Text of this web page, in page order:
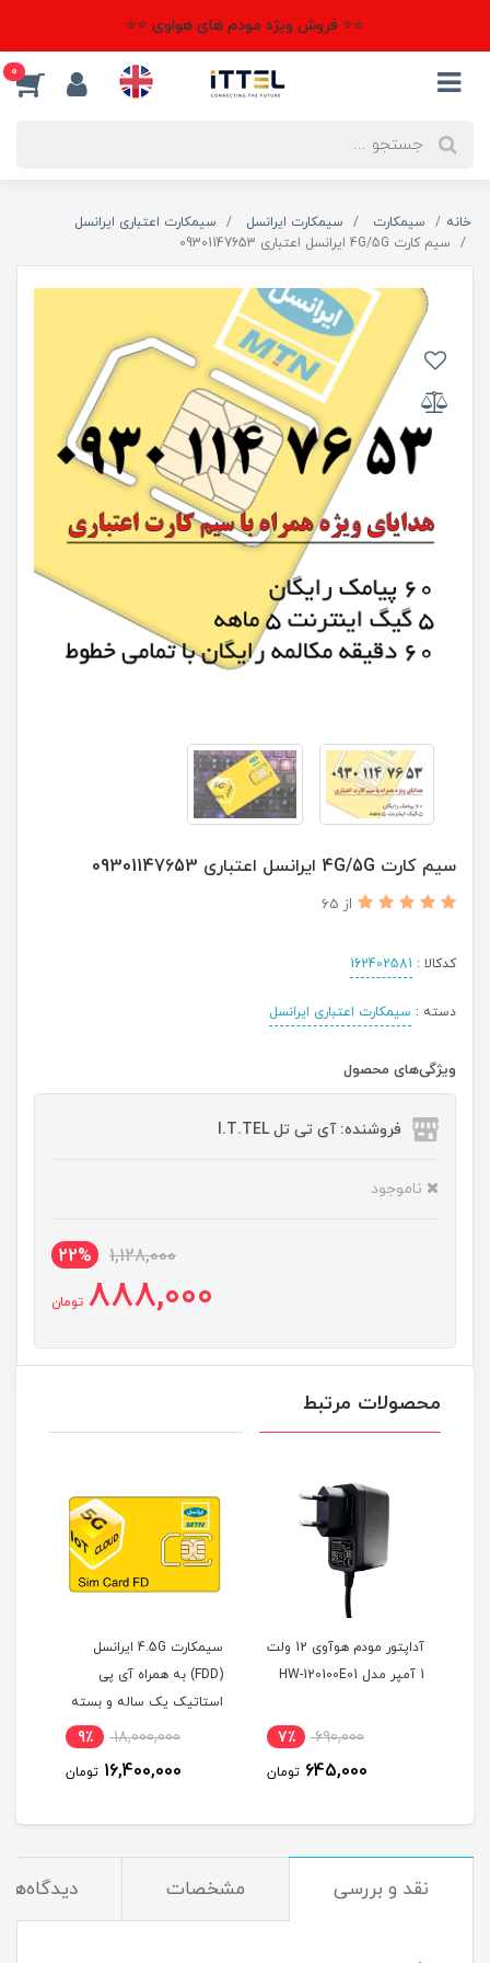
⭐⭐ فروش ویژه مودم های هواوی ⭐⭐
0
خانه سیمکارت سیمکارت ایرانسل
سیمکارت اعتباری ایرانسل
سیم کارت 4G/5G ایرانسل اعتباری 09301147653
سیم کارت 4G/5G ایرانسل اعتباری 09301147653
از 65
کدکالا : 162402581
دسته : سیمکارت اعتباری ایرانسل
ویژگی‌های محصول
فروشنده: آی تی تل I.T.TEL
ناموجود
1,128,000
22%
888,000 تومان
محصولات مرتبط
آداپتور مودم هوآوی 12 ولت
1 آمپر مدل HW-120100E01
690,000 7٪
645,000 تومان
سیمکارت 4.5G ایرانسل
(FDD) به همراه آی پی
استاتیک یک ساله و بسته
اینترنت 500 گیگ یک ساله
18,000,000 9٪
16,400,000 تومان
نقد و بررسی مشخصات دیدگاه‌ها